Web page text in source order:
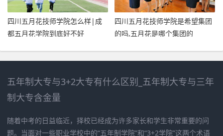
四川五月花技师学院怎么样|成
都五月花学院到底好不好
四川五月花技师学院是希望集团
的吗,五月花是哪个集团的
五年制大专与3+2大专有什么区别_五年制大专与三年
制大专含金量
随着中考的日益临近，择校已经成为许多家长和学生非常重要的问
题。当面对一些职业学校中的“五年制学院”和“3+2学院”这两个术语